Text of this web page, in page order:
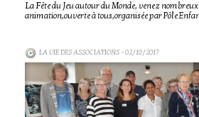
La Fête du Jeu autour du Monde, venez
animation,ouverte à tous,organisée par Pôle
LA VIE DES ASSOCIATIONS- 02/10/2017